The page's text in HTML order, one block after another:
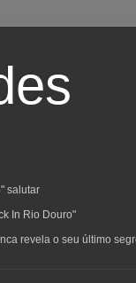
salutar
In Rio Douro"
revela o seu último